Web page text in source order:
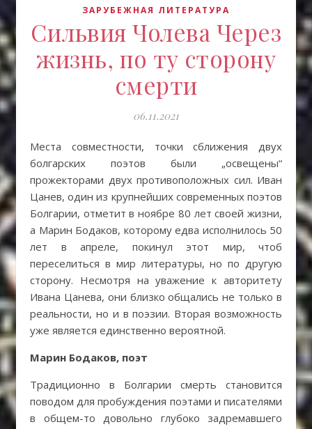
ЗАРУБЕЖНАЯ ЛИТЕРАТУРА
Сильвия Чолева Через
жизнь, по ту сторону
смерти
06.11.2021
Места совместности, точки сближения двух
болгарских поэтов были „освещены“
прожекторами двух противоположных сил. Иван
Цанев, один из крупнейших современных поэтов
Болгарии, отметит в ноябре 80 лет своей жизни,
а Марин Бодаков, которому едва исполнилось 50
лет в апреле, покинул этот мир, чтоб
переселиться в мир литературы, но по другую
сторону. Несмотря на уважение к авторитету
Ивана Цанева, они близко общались не только в
реальности, но и в поэзии. Вторая возможность
уже является единственно вероятной.
Марин Бодаков, поэт
Традиционно в Болгарии смерть становится
поводом для пробуждения поэтами и писателями
в общем-то довольно глубоко задремавшего